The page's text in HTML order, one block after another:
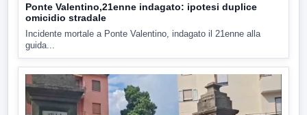
Ponte Valentino,21enne indagato: ipotesi duplice
omicidio stradale
Incidente mortale a Ponte Valentino, indagato il 21enne alla
guida...